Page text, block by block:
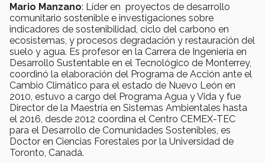
Mario Manzano: Líder en proyectos de desarrollo
comunitario sostenible e investigaciones sobre
indicadores de sostenibilidad, ciclo del carbono en
ecosistemas, y procesos degradación y restauración del
suelo y agua. Es profesor en la Carrera de Ingeniería en
Desarrollo Sustentable en el Tecnológico de Monterrey,
coordinó la elaboración del Programa de Acción ante el
Cambio Climático para el estado de Nuevo León en
2010, estuvo a cargo del Programa Agua y Vida y fue
Director de la Maestría en Sistemas Ambientales hasta
el 2016, desde 2012 coordina el Centro CEMEX-TEC
para el Desarrollo de Comunidades Sostenibles, es
Doctor en Ciencias Forestales por la Universidad de
Toronto, Canadá.